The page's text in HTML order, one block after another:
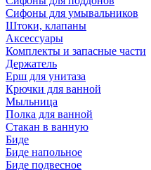
Сифоны для умывальников
Штоки, клапаны
Аксессуары
Комплекты и запасные части
Держатель
Ерш для унитаза
Крючки для ванной
Мыльница
Полка для ванной
Стакан в ванную
Биде
Биде напольное
Биде подвесное